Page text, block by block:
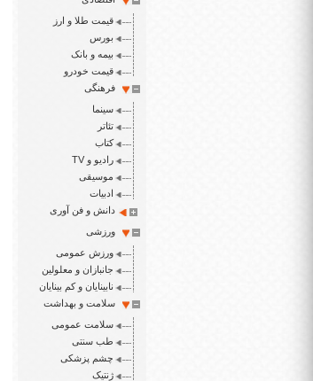
قیمت طلا و ارز
بورس
بیمه و بانک
قیمت خودرو
فرهنگی
سینما
تئاتر
کتاب
رادیو و TV
موسیقی
ادبیات
دانش و فن آوری
ورزشی
ورزش عمومی
جانبازان و معلولین
نابینایان و کم بینایان
سلامت و بهداشت
سلامت عمومی
طب سنتی
چشم پزشکی
ژنتیک